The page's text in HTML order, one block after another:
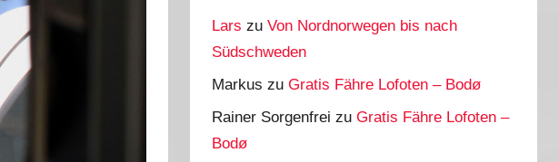
Lars zuVon Nordnorwegen bis nach
Südschweden
Markus zuGratis Fähre Lofoten – Bodø
Rainer Sorgenfrei zuGratis Fähre Lofoten –
Bodø